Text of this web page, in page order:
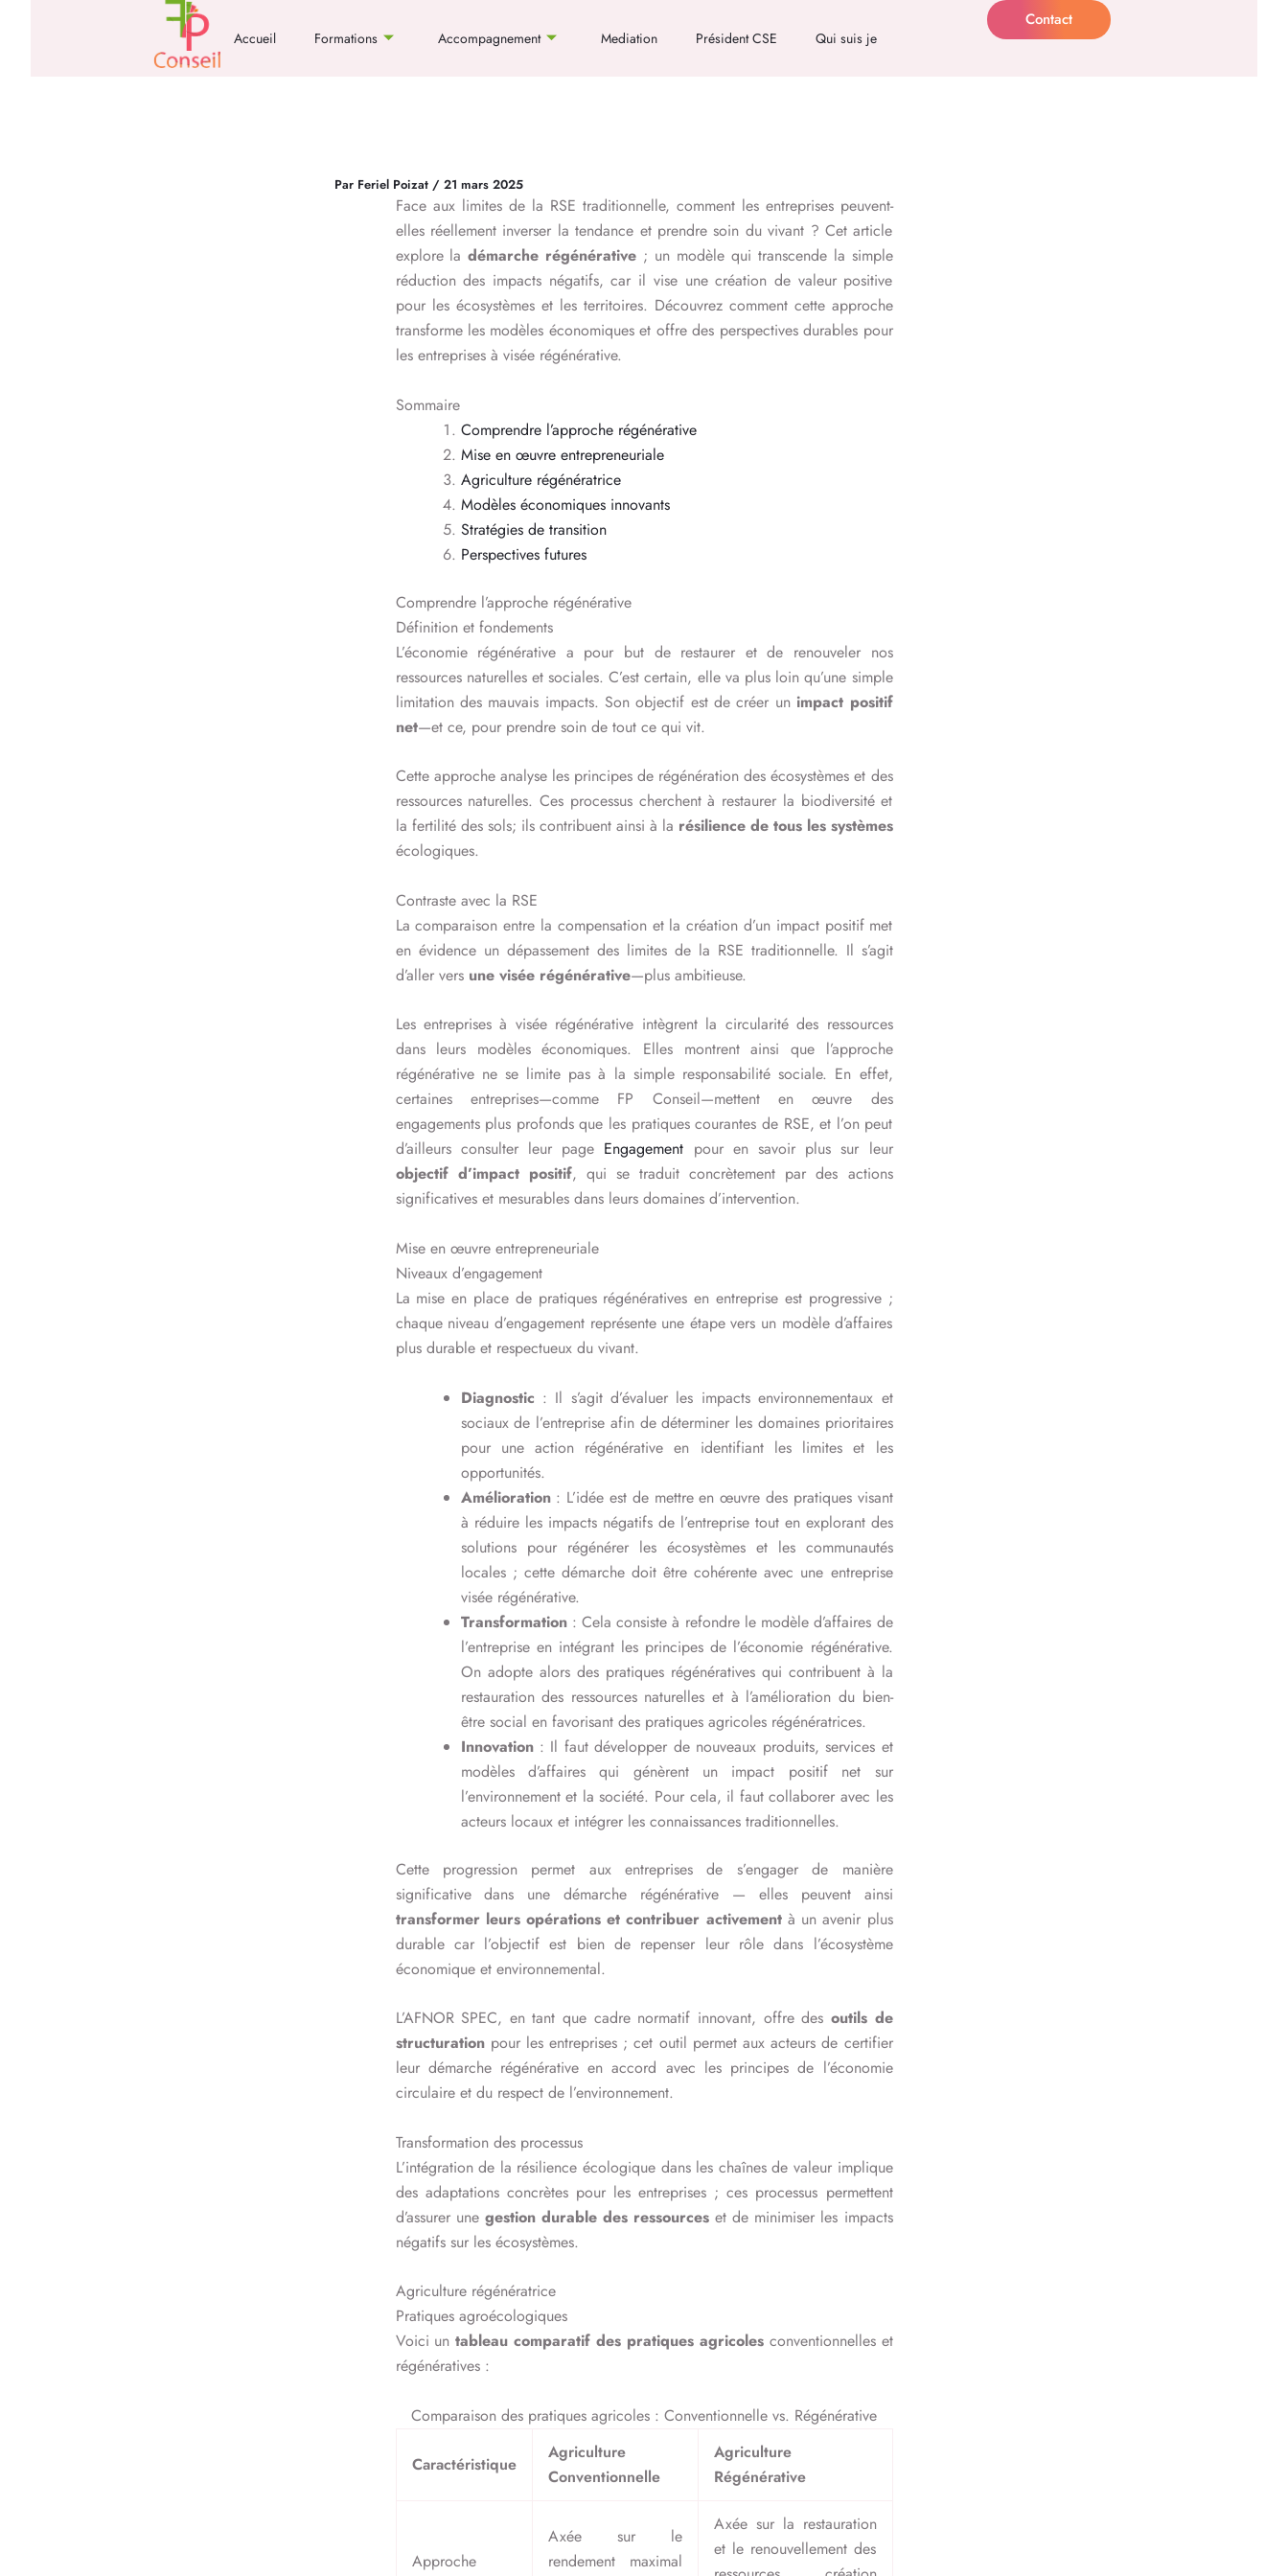
Accueil Formations Accompagnement Mediation Président CSE Qui suis je
Contact
Par Feriel Poizat / 21 mars 2025
Face aux limites de la RSE traditionnelle, comment les entreprises peuvent-
elles réellement inverser la tendance et prendre soin du vivant ? Cet article
explore ladémarche régénérative ; un modèle qui transcende la simple
réduction des impacts négatifs, car il vise une création de valeur positive
pour les écosystèmes et les territoires. Découvrez comment cette approche
transforme les modèles économiques et offre des perspectives durables pour
les entreprises à visée régénérative.
Sommaire
Comprendre l’approche régénérative
Mise en œuvre entrepreneuriale
Agriculture régénératrice
Modèles économiques innovants
Stratégies de transition
Perspectives futures
Comprendre l’approche régénérative
Définition et fondements
L’économie régénérative a pour but de restaurer et de renouveler nos
ressources naturelles et sociales. C’est certain, elle va plus loin qu’une simple
limitation des mauvais impacts. Son objectif est de créer un impact positif
net—et ce, pour prendre soin de tout ce qui vit.
Cette approche analyse les principes de régénération des écosystèmes et des
ressources naturelles. Ces processus cherchent à restaurer la biodiversité et
la fertilité des sols; ils contribuent ainsi à la résilience de tous les systèmes
écologiques.
Contraste avec la RSE
La comparaison entre la compensation et la création d’un impact positif met
en évidence un dépassement des limites de la RSE traditionnelle. Il s’agit
d’aller vers une visée régénérative—plus ambitieuse.
Les entreprises à visée régénérative intègrent la circularité des ressources
dans leurs modèles économiques. Elles montrent ainsi que l’approche
régénérative ne se limite pas à la simple responsabilité sociale. En effet,
certaines entreprises—comme FP Conseil—mettent en œuvre des
engagements plus profonds que les pratiques courantes de RSE, et l’on peut
d’ailleurs consulter leur page Engagement pour en savoir plus sur leur
objectif d’impact positif, qui se traduit concrètement par des actions
significatives et mesurables dans leurs domaines d’intervention.
Mise en œuvre entrepreneuriale
Niveaux d’engagement
La mise en place de pratiques régénératives en entreprise est progressive ;
chaque niveau d’engagement représente une étape vers un modèle d’affaires
plus durable et respectueux du vivant.
Diagnostic : Il s’agit d’évaluer les impacts environnementaux et
sociaux de l’entreprise afin de déterminer les domaines prioritaires
pour une action régénérative en identifiant les limites et les
opportunités.
Amélioration: L’idée est de mettre en œuvre des pratiques visant
à réduire les impacts négatifs de l’entreprise tout en explorant des
solutions pour régénérer les écosystèmes et les communautés
locales ; cette démarche doit être cohérente avec une entreprise
visée régénérative.
Transformation: Cela consiste à refondre le modèle d’affaires de
l’entreprise en intégrant les principes de l’économie régénérative.
On adopte alors des pratiques régénératives qui contribuent à la
restauration des ressources naturelles et à l’amélioration du bien-
être social en favorisant des pratiques agricoles régénératrices.
Innovation: Il faut développer de nouveaux produits, services et
modèles d’affaires qui génèrent un impact positif net sur
l’environnement et la société. Pour cela, il faut collaborer avec les
acteurs locaux et intégrer les connaissances traditionnelles.
Cette progression permet aux entreprises de s’engager de manière
significative dans une démarche régénérative — elles peuvent ainsi
transformer leurs opérations et contribuer activementà un avenir plus
durable car l’objectif est bien de repenser leur rôle dans l’écosystème
économique et environnemental.
L’AFNOR SPEC, en tant que cadre normatif innovant, offre des outils de
structurationpour les entreprises ; cet outil permet aux acteurs de certifier
leur démarche régénérative en accord avec les principes de l’économie
circulaire et du respect de l’environnement.
Transformation des processus
L’intégration de la résilience écologique dans les chaînes de valeur implique
des adaptations concrètes pour les entreprises ; ces processus permettent
d’assurer une gestion durable des ressources et de minimiser les impacts
négatifs sur les écosystèmes.
Agriculture régénératrice
Pratiques agroécologiques
Voici untableau comparatif des pratiques agricolesconventionnelles et
régénératives :
Comparaison des pratiques agricoles : Conventionnelle vs. Régénérative
Caractéristique
Agriculture
Conventionnelle
Agriculture
Régénérative
Approche
Axée sur le
rendement maximal
Axée sur la restauration
et le renouvellement des